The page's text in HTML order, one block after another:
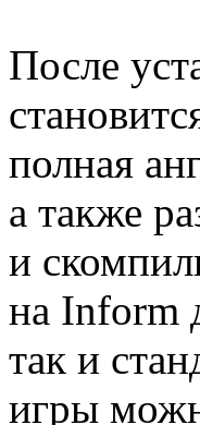
После
полная
а также
и
на Inform
так и
игры